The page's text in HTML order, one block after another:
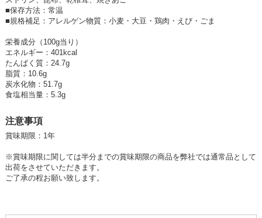
■保存方法：常温
■規格補足：アレルゲン物質：小麦・大豆・鶏肉・えび・ごま
栄養成分（100g当り）
エネルギー：401kcal
たんぱく質：24.7g
脂質：10.6g
炭水化物：51.7g
食塩相当量：5.3g
注意事項
賞味期限：1年
※賞味期限に関しては半分までの賞味期限の商品を弊社では通常品として
出荷をさせていただきます。
ご了承の程お願い致します。